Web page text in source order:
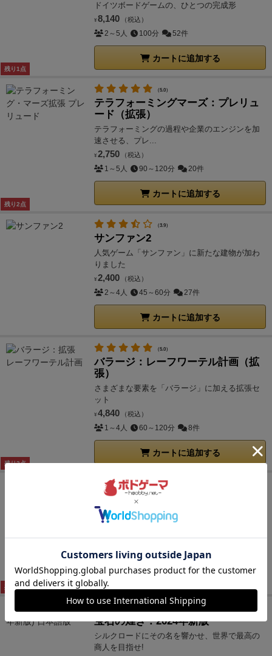
残り1点
ドイツボードゲームの、ひとつの完成形
¥ 8,140 （税込）
2～5人 100分 52件
カートに追加する
残り2点
（5.0）
テラフォーミングマーズ：プレリュ
ード（拡張）
テラフォーミングの過程や企業のエンジンを加
速させる、プレ...
¥ 2,750 （税込）
1～5人 90～120分 20件
カートに追加する
（3.9）
サンファン2
人気ゲーム「サンファン」に新たな建物が加わ
りました
¥ 2,400 （税込）
2～4人 45～60分 27件
カートに追加する
残り2点
（5.0）
バラージ：レーフワーテル計画（拡
張）
さまざまな要素を「バラージ」に加える拡張セ
ット
¥ 4,840 （税込）
1～4人 60～120分 8件
カートに追加する
残り1点
（4.4）
グラスロード：ミニ拡張同梱版
カードによるアクション選択とバッティングの
ウヴェ作品
¥ 6,930（税込）
1～4人 20～80分 7件
カートに追加する
宝石の煌き：2024年新版
シルクロードにその名を響かせ、世界で最高の
商人を目指せ!